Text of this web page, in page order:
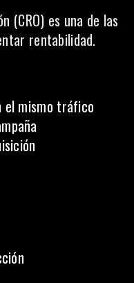
(CRO) es una de las
rentabilidad.
el mismo tráfico